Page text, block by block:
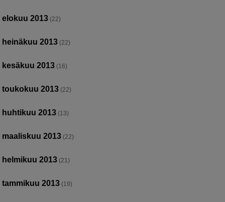
elokuu 2013 (22)
heinäkuu 2013 (22)
kesäkuu 2013 (16)
toukokuu 2013 (22)
huhtikuu 2013 (13)
maaliskuu 2013 (22)
helmikuu 2013 (21)
tammikuu 2013 (19)